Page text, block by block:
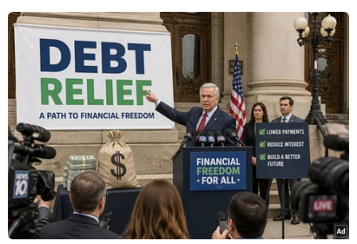
Naomi Watts, Kristen Stewart và Catherine Zeta
Jones